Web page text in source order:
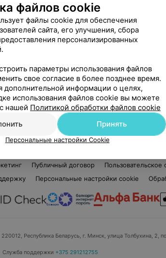
Соловьева
4 года •Первая категория
медицинская сестра
о месте работы
Публичный договор Пользовательское
Персональные настройки cookie
| 220012, Республика Беларусь, г. Минск, улица Толбухина, 2,
Служба поддержки +375 291212755
файлов cookie
файлы cookie для обеспечения
сайта, его улучшения, сбора
персонализированных
параметры использования файлов
свое согласие в более позднее время.
дополнительной информации о целях,
использования файлов cookie вы можете
нашей Политикой обработки файлов cookie
Принять
Персональные настройки Cookie